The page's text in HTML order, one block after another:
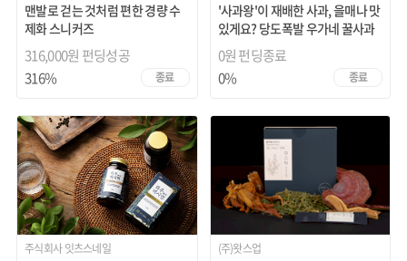
맨발로 걷는 것처럼 편한 경량 수
제화 스니커즈
316,000원 펀딩성공
종료
316%
'사과왕'이 재배한 사과, 을매나 맛
있게요? 당도폭발 우가네 꿀사과
0원펀딩종료
종료
0%
주식회사 잇츠스네일 (주)왓스업